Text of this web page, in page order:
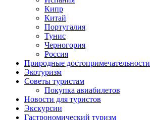
Кипр
Китай
Португалия
Тунис
Черногория
Россия
Природные достопримечательности
Экотуризм
Советы туристам
Покупка авиабилетов
Новости для туристов
Экскурсии
Гастрономический туризм